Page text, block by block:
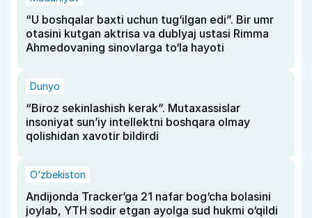
“U boshqalar baxti uchun tug‘ilgan edi”. Bir umr
otasini kutgan aktrisa va dublyaj ustasi Rimma
Ahmedovaning sinovlarga to‘la hayoti
Dunyo
“Biroz sekinlashish kerak”. Mutaxassislar
insoniyat sun’iy intellektni boshqara olmay
qolishidan xavotir bildirdi
O‘zbekiston
Andijonda Tracker’ga 21 nafar bog‘cha bolasini
joylab, YTH sodir etgan ayolga sud hukmi o‘qildi